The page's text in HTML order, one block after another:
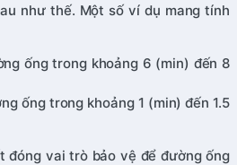
như thế. Một số ví dụ mang tính
ống trong khoảng 6 (min) đến 8
ống trong khoảng 1 (min) đến 1.5
đóng vai trò bảo vệ để đường ống